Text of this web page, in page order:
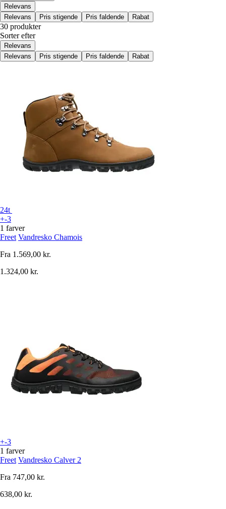
Relevans
Relevans
Pris stigende Pris faldende Rabat
30 produkter
Sorter efter
Relevans
Relevans
Pris stigende Pris faldende Rabat
24t
+-3
1 farver
Freet Vandresko Chamois
Fra 1.569,00 kr.
1.324,00 kr.
+-3
1 farver
Freet Vandresko Calver 2
Fra 747,00 kr.
638,00 kr.